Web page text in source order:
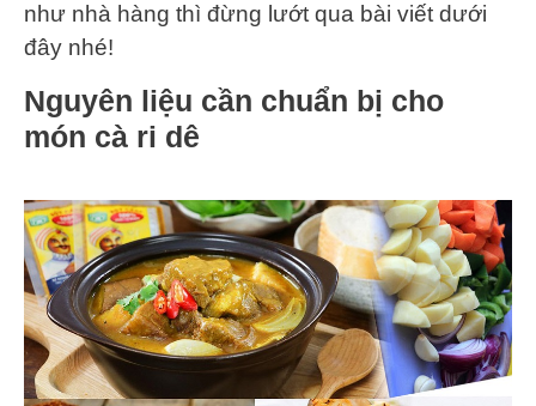
như nhà hàng thì đừng lướt qua bài viết dưới
đây nhé!
Nguyên liệu cần chuẩn bị cho
món cà ri dê